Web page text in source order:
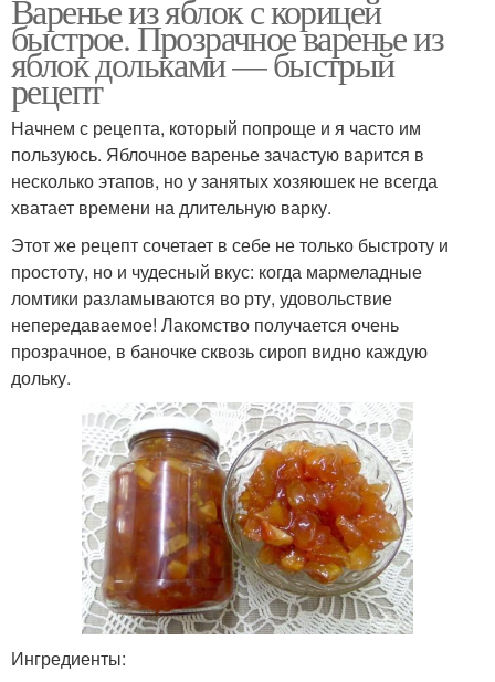
Варенье из яблок с корицей
быстрое. Прозрачное варенье из
яблок дольками — быстрый
рецепт
Начнем с рецепта, который попроще и я часто им
пользуюсь. Яблочное варенье зачастую варится в
несколько этапов, но у занятых хозяюшек не всегда
хватает времени на длительную варку.
Этот же рецепт сочетает в себе не только быстроту и
простоту, но и чудесный вкус: когда мармеладные
ломтики разламываются во рту, удовольствие
непередаваемое! Лакомство получается очень
прозрачное, в баночке сквозь сироп видно каждую
дольку.
Ингредиенты: